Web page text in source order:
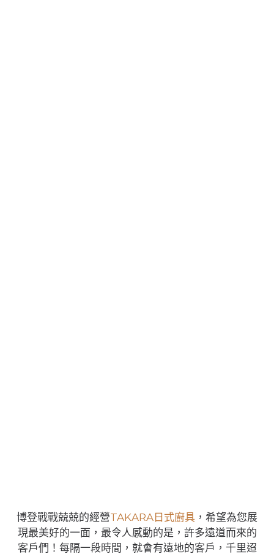
博登戰戰兢兢的經營TAKARA日式廚具 ，希望為您展
現最美好的一面，最令人感動的是，許多遠道而來的
客戶們！每隔一段時間，就會有遠地的客戶，千里迢